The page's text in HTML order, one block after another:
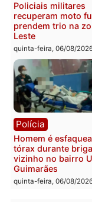
colisão entre
carro deixa
em Porto Velho
quinta-feira, 06/08/
Polícia
Policiais
recuperam moto
prendem trio na